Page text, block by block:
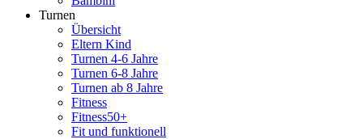
Turnen
Übersicht
Eltern Kind
Turnen 4-6 Jahre
Turnen 6-8 Jahre
Turnen ab 8 Jahre
Fitness
Fitness50+
Fit und funktionell